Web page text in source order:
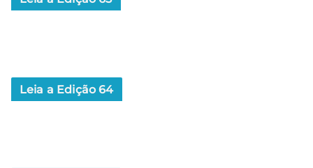
Leia a Edição 64